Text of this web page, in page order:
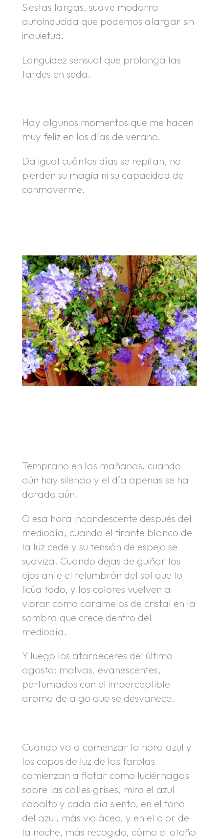
Siestas largas, suave modorra
autoinducida que podemos alargar sin
inquietud.
Languidez sensual que prolonga las
tardes en seda.
Hay algunos momentos que me hacen
muy feliz en los días de verano.
Da igual cuántos días se repitan, no
pierden su magia ni su capacidad de
conmoverme.
Temprano en las mañanas, cuando
aún hay silencio y el día apenas se ha
dorado aún.
O esa hora incandescente después del
mediodía, cuando el tirante blanco de
la luz cede y su tensión de espejo se
suaviza. Cuando dejas de guiñar los
ojos ante el relumbrón del sol que lo
licúa todo, y los colores vuelven a
vibrar como caramelos de cristal en la
sombra que crece dentro del
mediodía.
Y luego los atardeceres del último
agosto: malvas, evanescentes,
perfumados con el imperceptible
aroma de algo que se desvanece.
Cuando va a comenzar la hora azul y
los copos de luz de las farolas
comienzan a flotar como luciérnagas
sobre las calles grises, miro el azul
cobalto y cada día siento, en el tono
del azul, más violáceo, y en el olor de
la noche, más recogido, cómo el otoño